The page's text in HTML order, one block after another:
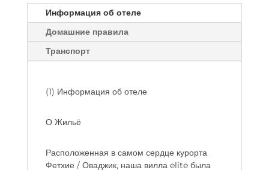
Информация об отеле
Домашние правила
Транспорт
(1) Информация об отеле
О Жильё
Расположенная в самом сердце курорта
Фетхие / Оваджик, наша вилла elite была